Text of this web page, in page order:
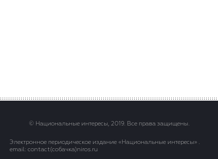
© Национальные интересы, 2019. Все права защищены.
Электронное периодическое издание «Национальные интересы» .
email: contact(сoбaчка)niros.ru